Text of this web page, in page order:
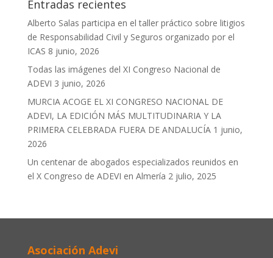
Entradas recientes
Alberto Salas participa en el taller práctico sobre litigios
de Responsabilidad Civil y Seguros organizado por el
ICAS 8 junio, 2026
Todas las imágenes del XI Congreso Nacional de
ADEVI 3 junio, 2026
MURCIA ACOGE EL XI CONGRESO NACIONAL DE
ADEVI, LA EDICIÓN MÁS MULTITUDINARIA Y LA
PRIMERA CELEBRADA FUERA DE ANDALUCÍA 1 junio,
2026
Un centenar de abogados especializados reunidos en
el X Congreso de ADEVI en Almería 2 julio, 2025
Asociación Adevi